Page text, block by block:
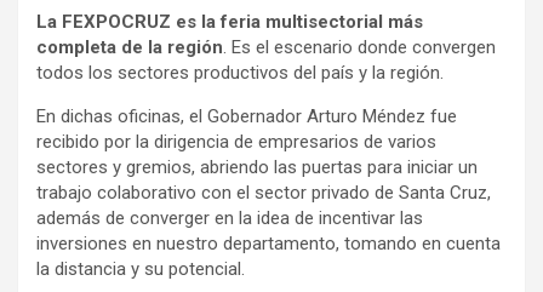
La FEXPOCRUZ es la feria multisectorial más
completa de la región. Es el escenario donde convergen
todos los sectores productivos del país y la región.
En dichas oficinas, el Gobernador Arturo Méndez fue
recibido por la dirigencia de empresarios de varios
sectores y gremios, abriendo las puertas para iniciar un
trabajo colaborativo con el sector privado de Santa Cruz,
además de converger en la idea de incentivar las
inversiones en nuestro departamento, tomando en cuenta
la distancia y su potencial.